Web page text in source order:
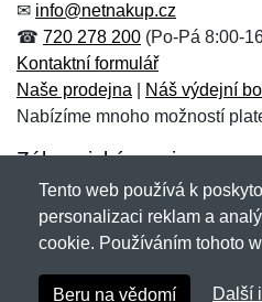
Jméno: *
Zpráva*
E-mail:*
✉ info@netnakup.cz
☎ 720 278 200 (Po-Pá 8:00-
Kontaktní formulář
Naše prodejna
Náš výdejní
Nabízíme mnoho možností
Zákaznický servis
Novinky emailem
Copyright © 2007-2026 (19 let
Tento web používá k
personalizaci reklam a
cookie. Používáním tohoto
Beru na vědomí Další